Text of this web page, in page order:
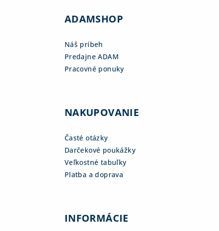
ADAMSHOP
Náš príbeh
Predajne ADAM
Pracovné ponuky
NAKUPOVANIE
Časté otázky
Darčekové poukážky
Veľkostné tabuľky
Platba a doprava
INFORMÁCIE